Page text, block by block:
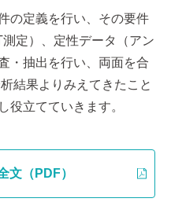
の定義を行い、その要件
定）、定性データ（アン
・抽出を行い、両面を合
結果よりみえてきたこと
役立てていきます。
文（PDF）